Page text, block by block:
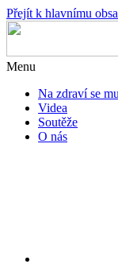
Přejít k hlavnímu
Menu
Na zdraví se
Videa
Soutěže
O nás